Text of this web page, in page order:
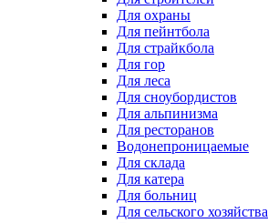
Для охраны
Для пейнтбола
Для страйкбола
Для гор
Для леса
Для сноубордистов
Для альпинизма
Для ресторанов
Водонепроницаемые
Для склада
Для катера
Для больниц
Для сельского хозяйства